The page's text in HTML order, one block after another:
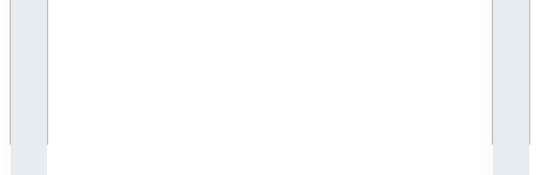
uit
de